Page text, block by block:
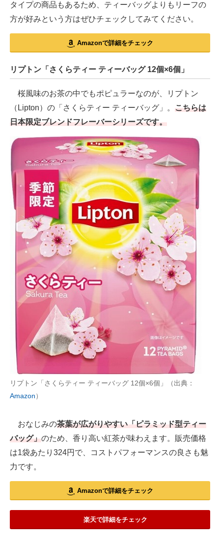
タイプの商品もあるため、ティーバッグよりもリーフの
方が好みという方はぜひチェックしてみてください。
Amazonで詳細をチェック
リプトン「さくらティー ティーバッグ 12個×6個」
桜風味のお茶の中でもポピュラーなのが、リプトン
（Lipton）の「さくらティー ティーバッグ」。 こちらは
日本限定ブレンドフレーバーシリーズです。
リプトン「さくらティー ティーバッグ 12個×6個」（出典：
Amazon）
おなじみの茶葉が広がりやすい「ピラミッド型ティー
バッグ」のため、香り高い紅茶が味わえます。販売価格
は1袋あたり324円で、コストパフォーマンスの良さも魅
力です。
Amazonで詳細をチェック
楽天で詳細をチェック